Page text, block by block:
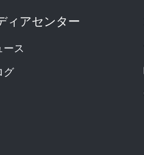
ィアセンター
ース
グ